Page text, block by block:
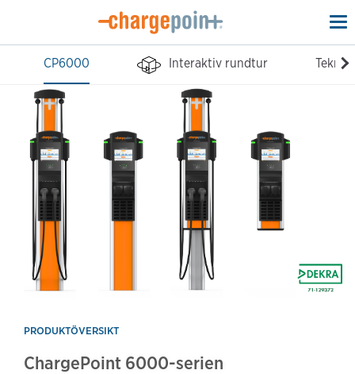
CP6000
Interaktiv rundtur
PRODUKTÖVERSIKT
ChargePoint 6000-serien